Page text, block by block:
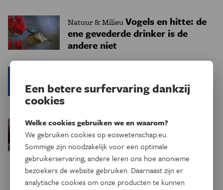
Natuur & MilieuVogels en hitte: de
ene gevederde drinker is de
andere niet
nieuwe eicellen aanmaken na hun
geboorte?
Natuur & Milieu Je katten zijn
misschien toch geen vrienden
Een betere surfervaring dankzij
cookies
Welke cookies gebruiken we en waarom?
We gebruiken cookies op eoswetenschap.eu.
Sommige zijn noodzakelijk voor een optimale
gebruikerservaring, andere leren ons hoe anonieme
bezoekers de website gebruiken. Daarnaast zijn er
analytische cookies om onze producten te kunnen